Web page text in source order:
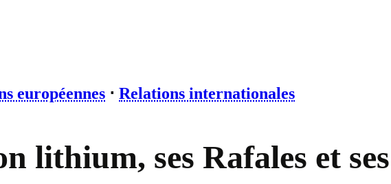
européennes ⋅ Relations internationales
lithium, ses Rafales et